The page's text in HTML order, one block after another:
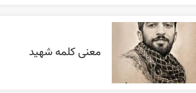
معنی کلمه شهید